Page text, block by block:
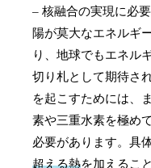
– 核融合の実現に必
陽が莫大なエネルギ
り、地球でもエネル
切り札として期待さ
を起こすためには、
素や三重水素を極め
必要があります。具
超える熱を加えるこ